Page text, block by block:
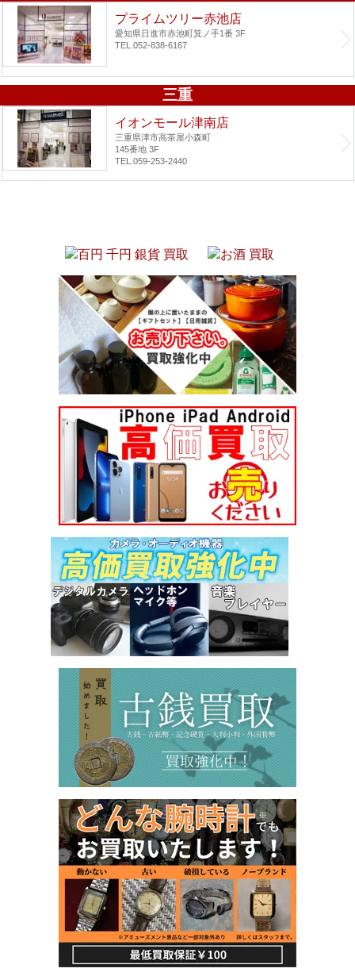
プライムツリー赤池店
愛知県日進市赤池町箕ノ手1番 3F
TEL.052-838-6167
三重
イオンモール津南店
三重県津市高茶屋小森町
145番地 3F
TEL.059-253-2440